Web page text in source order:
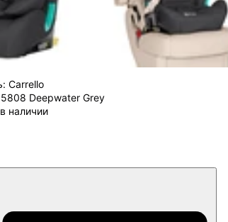
Carrello
Deepwater Grey
наличии